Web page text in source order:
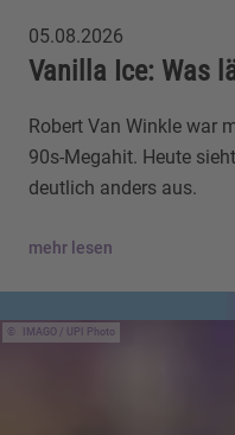
05.08.2026
Vanilla Ice: Was
Robert Van Winkle war
90s-Megahit. Heute
deutlich anders aus.
mehr lesen
IMAGO / UPI Photo